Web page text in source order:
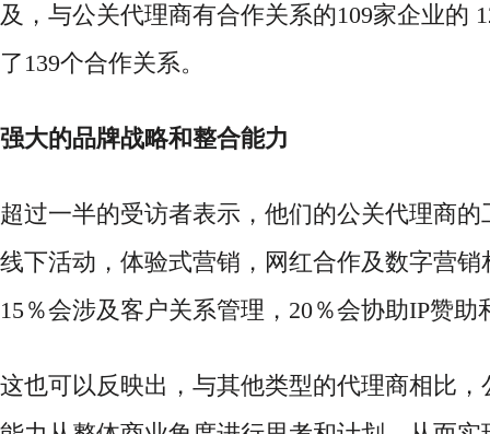
及，与公关代理商有合作关系的109家企业的
了139个合作关系。
强大的品牌战略和整合能力
超过一半的受访者表示，他们的公关代理商
线下活动，体验式营销，网红合作及数字营销
15％会涉及客户关系管理，20％会协助IP赞助
这也可以反映出，与其他类型的代理商相比，